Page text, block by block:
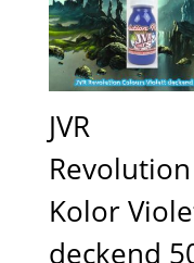
JVR
Revolution
Kolor
deckend